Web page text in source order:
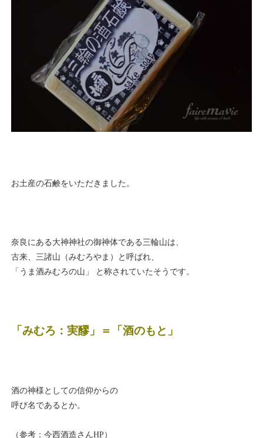
お土産の石鹸をいただきました。
奈良にある大神神社の御神体である三輪山は、
古来、三諸山（みむろやま）と呼ばれ、
「うま酒みむろの山」 と称されていたそうです。
「みむろ：実醪」＝「酒のもと」
酒の神様としての信仰からの
呼び名であるとか。
（参考：今西酒造さんHP）